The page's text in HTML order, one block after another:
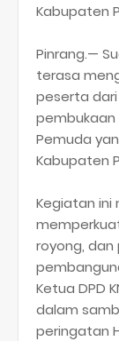
Kabupaten
Pinrang.—
terasa
peserta
pembukaan
Pemuda
Kabupaten
Kegiatan
royong,
Ketua DPD
dalam
peringatan